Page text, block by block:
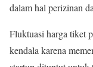
dalam hal perizinan
Fluktuasi harga tiket
kendala karena